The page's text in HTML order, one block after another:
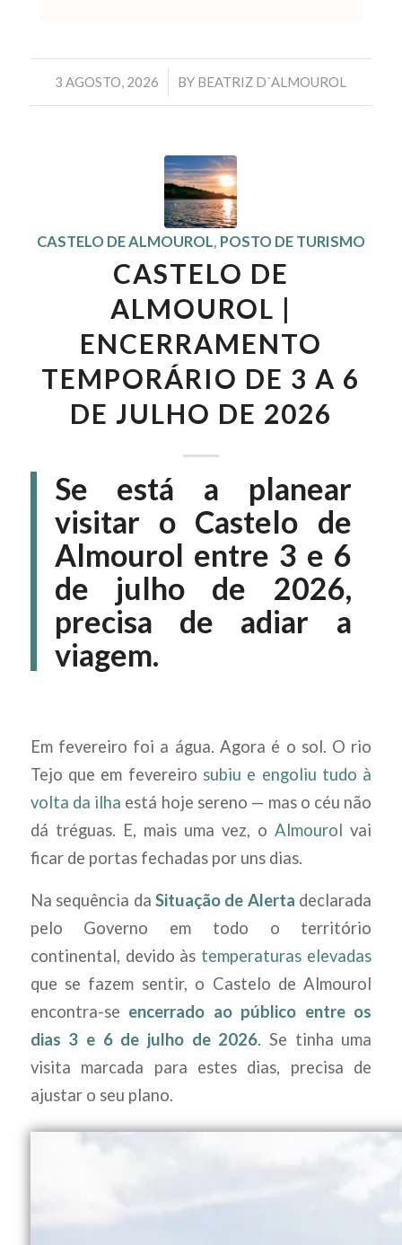
3 AGOSTO, 2026
/ BY BEATRIZ D´ALMOUROL
CASTELO DE ALMOUROL, POSTO DE TURISMO
CASTELO DE
ALMOUROL |
ENCERRAMENTO
TEMPORÁRIO DE 3 A 6
DE JULHO DE 2026
Se está a planear
visitar o Castelo de
Almourol entre 3 e 6
de julho de 2026,
precisa de adiar a
viagem.
Em fevereiro foi a água. Agora é o sol. O rio
Tejo que em fevereiro subiu e engoliu tudo à
volta da ilha está hoje sereno — mas o céu não
dá tréguas. E, mais uma vez, oAlmourol vai
ficar de portas fechadas por uns dias.
Na sequência da Situação de Alerta declarada
pelo Governo em todo o território
continental, devido às temperaturas elevadas
que se fazem sentir, o Castelo de Almourol
encontra-se encerrado ao público entre os
dias 3 e 6 de julho de 2026. Se tinha uma
visita marcada para estes dias, precisa de
ajustar o seu plano.